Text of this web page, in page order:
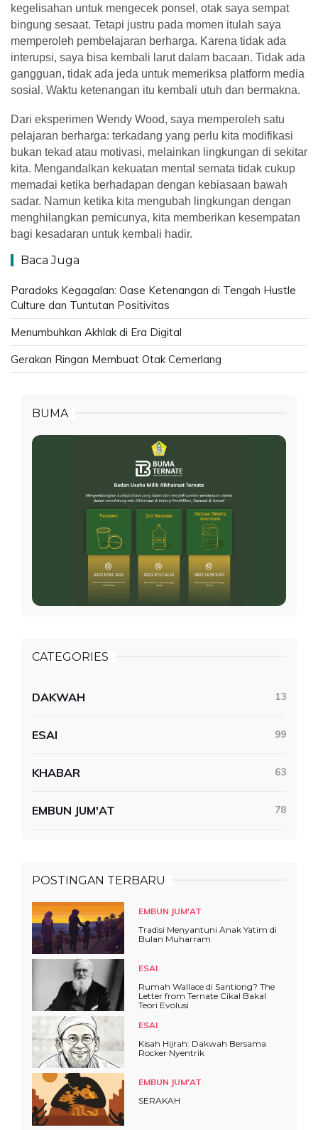
kegelisahan untuk mengecek ponsel, otak saya sempat
bingung sesaat. Tetapi justru pada momen itulah saya
memperoleh pembelajaran berharga. Karena tidak ada
interupsi, saya bisa kembali larut dalam bacaan. Tidak ada
gangguan, tidak ada jeda untuk memeriksa platform media
sosial. Waktu ketenangan itu kembali utuh dan bermakna.
Dari eksperimen Wendy Wood, saya memperoleh satu
pelajaran berharga: terkadang yang perlu kita modifikasi
bukan tekad atau motivasi, melainkan lingkungan di sekitar
kita. Mengandalkan kekuatan mental semata tidak cukup
memadai ketika berhadapan dengan kebiasaan bawah
sadar. Namun ketika kita mengubah lingkungan dengan
menghilangkan pemicunya, kita memberikan kesempatan
bagi kesadaran untuk kembali hadir.
Baca Juga
Paradoks Kegagalan: Oase Ketenangan di Tengah Hustle
Culture dan Tuntutan Positivitas
Menumbuhkan Akhlak di Era Digital
Gerakan Ringan Membuat Otak Cemerlang
BUMA
CATEGORIES
DAKWAH 13
ESAI 99
KHABAR 63
EMBUN JUM'AT 78
POSTINGAN TERBARU
EMBUN JUM'AT
Tradisi Menyantuni Anak Yatim di
Bulan Muharram
ESAI
Rumah Wallace di Santiong? The
Letter from Ternate Cikal Bakal
Teori Evolusi
ESAI
Kisah Hijrah: Dakwah Bersama
Rocker Nyentrik
EMBUN JUM'AT
SERAKAH